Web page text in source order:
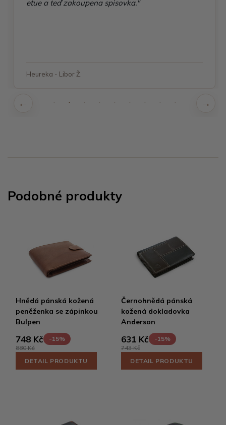
etue a teď zakoupena spisovka."
Heureka - Libor Ž.
Podobné produkty
Hnědá pánská kožená
peněženka se zápinkou
Bulpen
748 Kč
-15%
880 Kč
DETAIL PRODUKTU
Černohnědá pánská
kožená dokladovka
Anderson
631 Kč
-15%
743 Kč
DETAIL PRODUKTU